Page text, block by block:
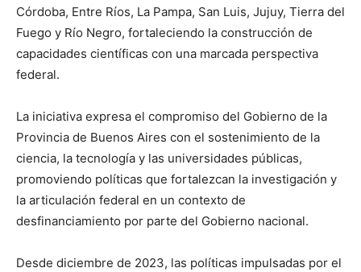
Córdoba, Entre Ríos, La Pampa, San Luis, Jujuy, Tierra del
Fuego y Río Negro, fortaleciendo la construcción de
capacidades científicas con una marcada perspectiva
federal.
La iniciativa expresa el compromiso del Gobierno de la
Provincia de Buenos Aires con el sostenimiento de la
ciencia, la tecnología y las universidades públicas,
promoviendo políticas que fortalezcan la investigación y
la articulación federal en un contexto de
desfinanciamiento por parte del Gobierno nacional.
Desde diciembre de 2023, las políticas impulsadas por el